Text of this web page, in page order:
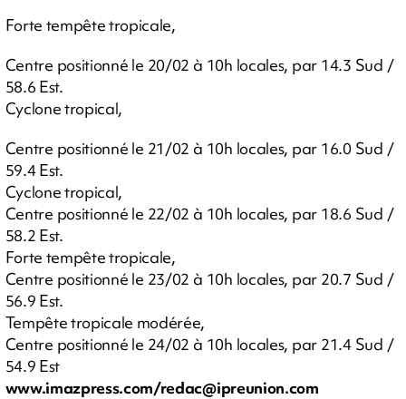
Forte tempête tropicale,
Centre positionné le 20/02 à 10h locales, par 14.3 Sud /
58.6 Est.
Cyclone tropical,
Centre positionné le 21/02 à 10h locales, par 16.0 Sud /
59.4 Est.
Cyclone tropical,
Centre positionné le 22/02 à 10h locales, par 18.6 Sud /
58.2 Est.
Forte tempête tropicale,
Centre positionné le 23/02 à 10h locales, par 20.7 Sud /
56.9 Est.
Tempête tropicale modérée,
Centre positionné le 24/02 à 10h locales, par 21.4 Sud /
54.9 Est
www.imazpress.com/redac@ipreunion.com